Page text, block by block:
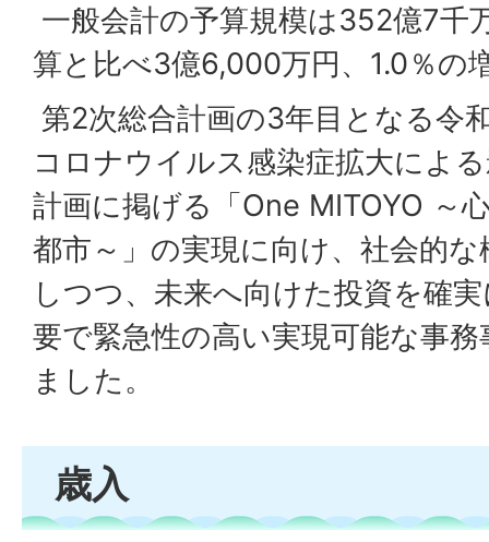
一般会計の予算規模は352億7千
算と比べ3億6,000万円、1.0％の
第2次総合計画の3年目となる令
コロナウイルス感染症拡大によ
計画に掲げる「One MITOYO ～
都市～」の実現に向け、社会的
しつつ、未来へ向けた投資を確
要で緊急性の高い実現可能な事
ました。
歳入